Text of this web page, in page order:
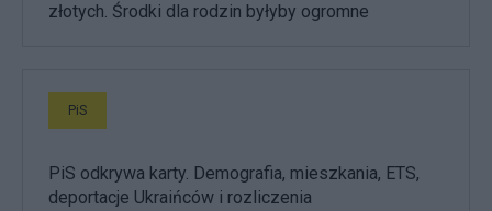
złotych. Środki dla rodzin byłyby ogromne
PiS
PiS odkrywa karty. Demografia, mieszkania, ETS,
deportacje Ukraińców i rozliczenia